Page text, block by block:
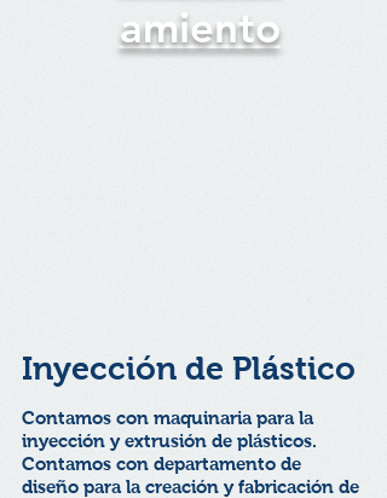
amiento
Inyección de Plástico
Contamos con maquinaria para la
inyección y extrusión de plásticos.
Contamos con departamento de
diseño para la creación y fabricación de